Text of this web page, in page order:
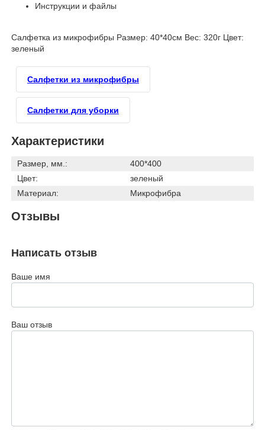
Инструкции и файлы
Салфетка из микрофибры Размер: 40*40см Вес: 320г Цвет:
зеленый
Салфетки из микрофибры
Салфетки для уборки
Характеристики
Размер, мм.:
400*400
Цвет:
зеленый
Материал:
Микрофибра
Отзывы
Написать отзыв
Ваше имя
Ваш отзыв